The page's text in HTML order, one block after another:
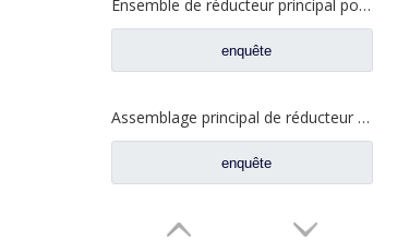
Ensemble de réducteur principal pour pièces de rechange de camion à essieu moyen FAW Jiefang 2502010AA6E
enquête
Assemblage principal de réducteur pour les pièces de rechange résistantes de camion d'axe moyen du nord BENZ BEIBEN
enquête